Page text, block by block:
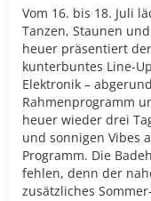
Vom 16. bis 18. Juli
Tanzen, Staunen
heuer präsentiert
kunterbuntes Line-
Elektronik –
Rahmenprogramm
heuer wieder drei
und sonnigen Vibes
Programm. Die
fehlen, denn der
zusätzliches